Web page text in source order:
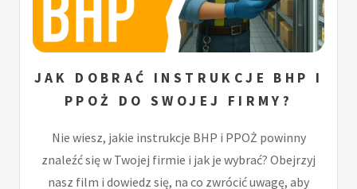
JAK DOBRAĆ INSTRUKCJE BHP I
PPOŻ DO SWOJEJ FIRMY?
Nie wiesz, jakie instrukcje BHP i PPOŻ powinny
znaleźć się w Twojej firmie i jak je wybrać? Obejrzyj
nasz film i dowiedz się, na co zwrócić uwagę, aby